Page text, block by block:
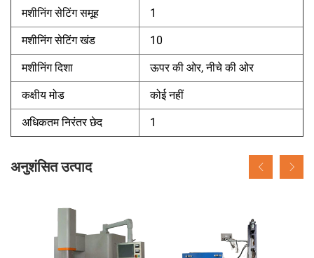
मशीनिंग सेटिंग समूह 1
मशीनिंग सेटिंग खंड 10
मशीनिंग दिशा ऊपर की ओर, नीचे की ओर
कक्षीय मोड कोई नहीं
अधिकतम निरंतर छेद 1
अनुशंसित उत्पाद